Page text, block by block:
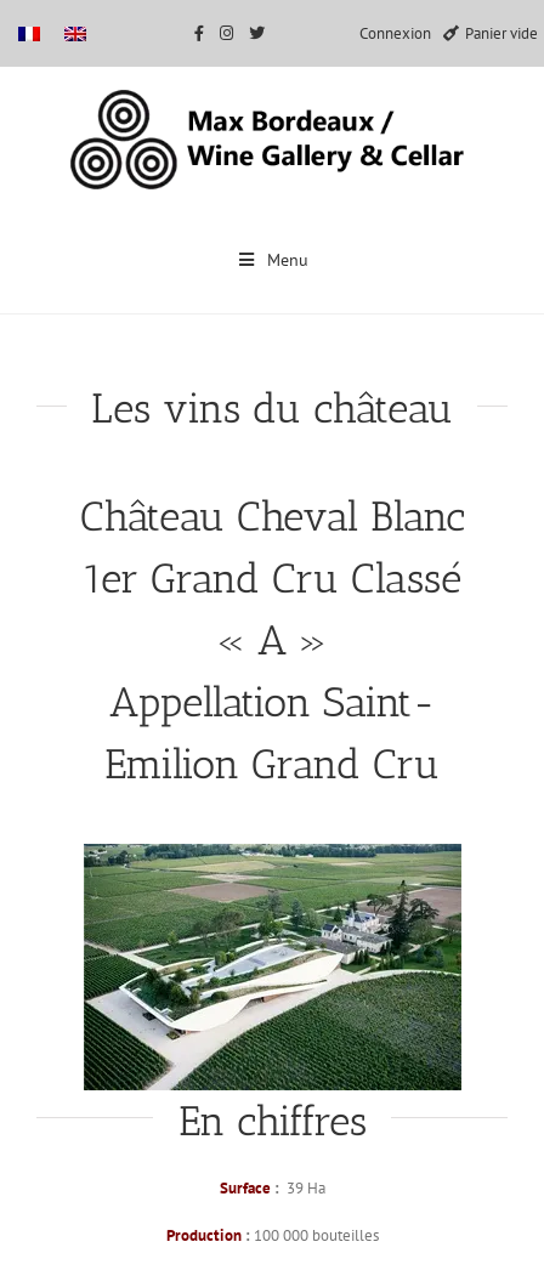
Connexion Panier vide
Menu
Les vins du château
Château Cheval Blanc
1er Grand Cru Classé
« A »
Appellation Saint-
Emilion Grand Cru
En chiffres
Surface: 39 Ha
Production: 100 000 bouteilles